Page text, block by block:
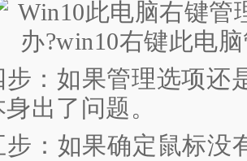
如果管理选项还
出了问题。
如果确定鼠标没